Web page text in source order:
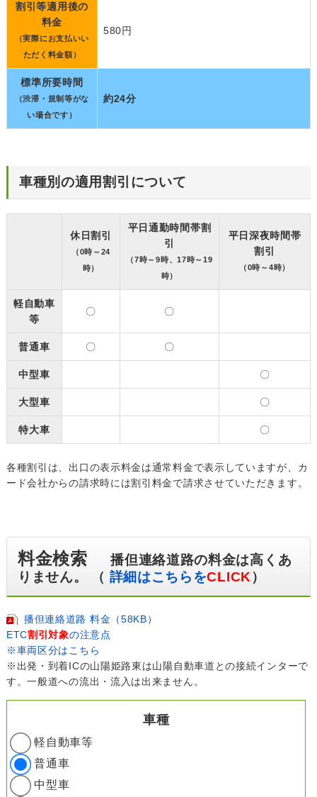
割引等適用後の
料金
（実際にお支払いい
ただく料金額）
580円
標準所要時間
（渋滞・規制等がな
い場合です）
約24分
車種別の適用割引について
休日割引
（0時～24
時）
平日通勤時間帯割
引
（7時～9時、17時～19
時）
平日深夜時間帯
割引
（0時～4時）
軽自動車
等
〇 〇
普通車 〇 〇
中型車 〇
大型車 〇
特大車 〇
各種割引は、出口の表示料金は通常料金で表示していますが、カ
ード会社からの請求時には割引料金で請求させていただきます。
料金検索播但連絡道路の料金は高くあ
りません。 （ 詳細はこちらをCLICK ）
播但連絡道路 料金（58KB）
ETC割引対象の注意点
※車両区分はこちら
※出発・到着ICの山陽姫路東は山陽自動車道との接続インターで
す。一般道への流出・流入は出来ません。
車種
軽自動車等
普通車
中型車